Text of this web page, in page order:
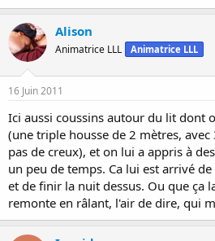
Alison
Animatrice LLL Animatrice LLL
16 Juin 2011
Ici aussi coussins autour du lit dont
(une triple housse de 2 mètres, avec
pas de creux), et on lui a appris à
un peu de temps. Ca lui est arrivé
et de finir la nuit dessus. Ou que ça
remonte en râlant, l'air de dire, qui